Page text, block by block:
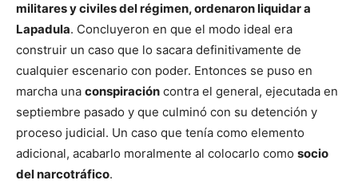
militares y civiles del régimen, ordenaron liquidar a
Lapadula. Concluyeron en que el modo ideal era
construir un caso que lo sacara definitivamente de
cualquier escenario con poder. Entonces se puso en
marcha una conspiración contra el general, ejecutada en
septiembre pasado y que culminó con su detención y
proceso judicial. Un caso que tenía como elemento
adicional, acabarlo moralmente al colocarlo como socio
del narcotráfico.